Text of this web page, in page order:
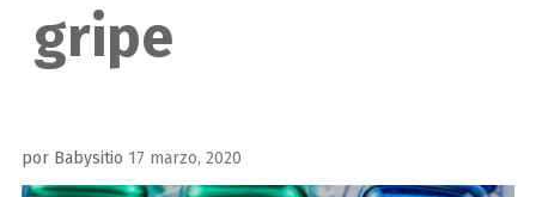
gripe
por Babysitio Publicado
el
17 marzo, 2020